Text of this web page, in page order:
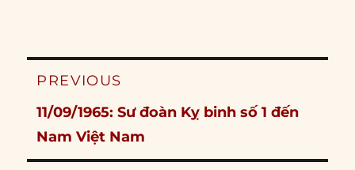
Post
PREVIOUS
Previous
post:
11/09/1965: Sư đoàn Kỵ binh số 1 đến
Nam Việt Nam